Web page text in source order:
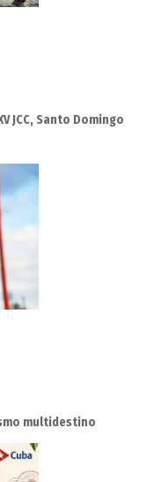
JCC, Santo Domingo
multidestino